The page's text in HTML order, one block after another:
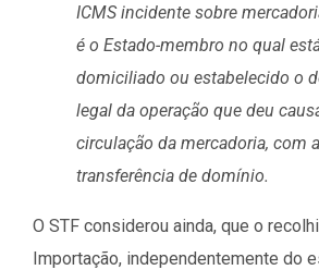
ICMS incidente sobre
é o Estado-membro no qual
domiciliado ou estabelecido o
legal da operação que deu
circulação da mercadoria, com a
transferência de domínio.
O STF considerou ainda, que o
Importação, independentemente do